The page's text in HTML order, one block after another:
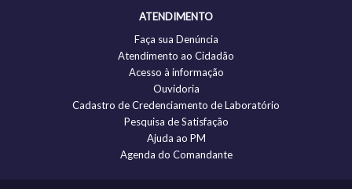
ATENDIMENTO
Faça sua Denúncia
Atendimento ao Cidadão
Acesso à informação
Ouvidoria
Cadastro de Credenciamento de Laboratório
Pesquisa de Satisfação
Ajuda ao PM
Agenda do Comandante